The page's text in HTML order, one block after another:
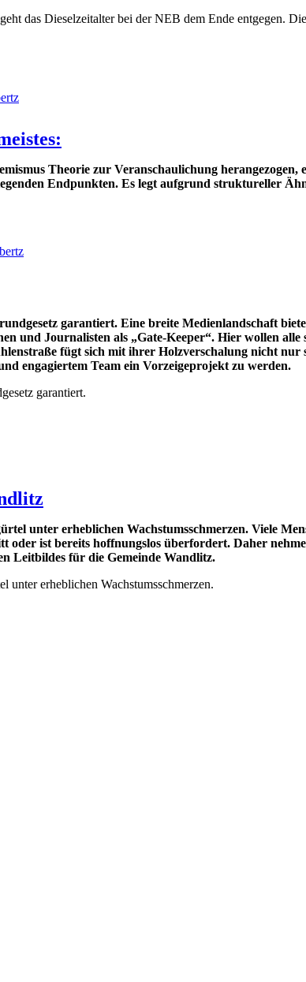
das Dieselzeitalter bei der NEB dem Ende entgegen.
Theorie zur Veranschaulichung
Endpunkten. Es legt aufgrund struktureller
garantiert. Eine breite Medienlandschaft
und Journalisten als „Gate-Keeper“. Hier wollen
fügt sich mit ihrer Holzverschalung nicht nur
engagiertem Team ein Vorzeigeprojekt zu werden.
garantiert.
unter erheblichen Wachstumsschmerzen. Viele
ist bereits hoffnungslos überfordert. Daher
Leitbildes für die Gemeinde Wandlitz.
erheblichen Wachstumsschmerzen.